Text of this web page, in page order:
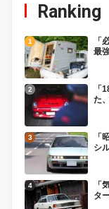
Ranking
「
最
「
た
「
シ
「
タ